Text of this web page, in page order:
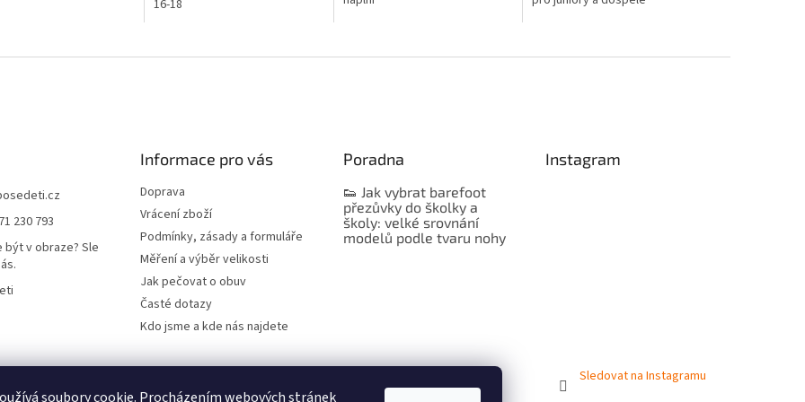
soubory cookie. Procházením webových stránek
16-18
230 793
být v obraze? Sle
Informace pro vás
Doprava
Vrácení zboží
Podmínky, zásady a formuláře
Měření a výběr velikosti
Jak pečovat o obuv
Časté dotazy
Kdo jsme a kde nás najdete
Poradna
👟 Jak vybrat barefoot
přezůvky do školky a
školy: velké srovnání
modelů podle tvaru nohy
Instagram
Sledovat na Instagramu